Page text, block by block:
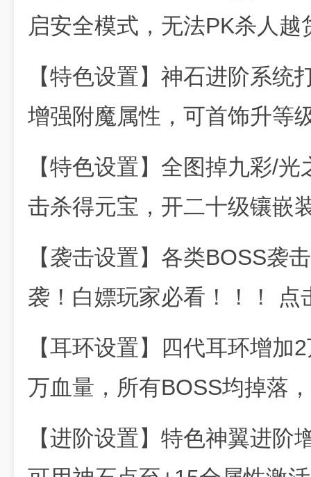
启安全模式，无法PK杀人
【特色设置】神石进阶系统
增强附魔属性，可首饰升等
【特色设置】全图掉九彩/
击杀得元宝，开二十级镶嵌
【袭击设置】各类BOSS袭
袭！白嫖玩家必看！！！ 点
【耳环设置】四代耳环增加
万血量，所有BOSS均掉落
【进阶设置】特色神翼进阶